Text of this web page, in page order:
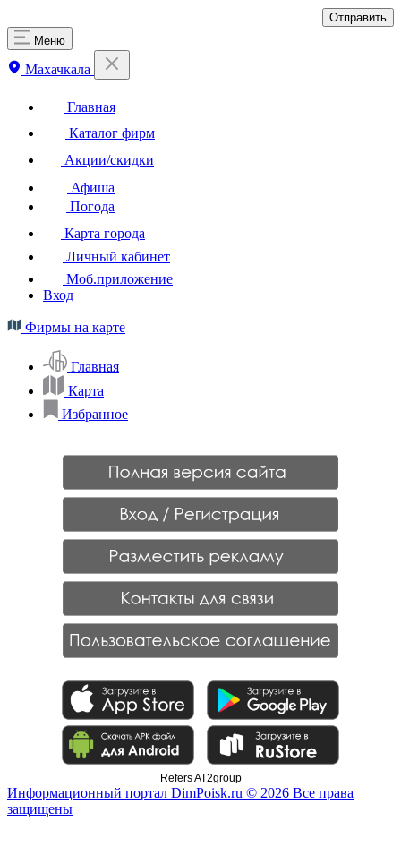
Меню
Махачкала
Главная
Каталог фирм
Акции/скидки
Афиша
Погода
Карта города
Личный кабинет
Моб.приложение
Вход
Фирмы на карте
Главная
Карта
Избранное
Refers AT2group
Информационный портал DimPoisk.ru © 2026 Все права
защищены